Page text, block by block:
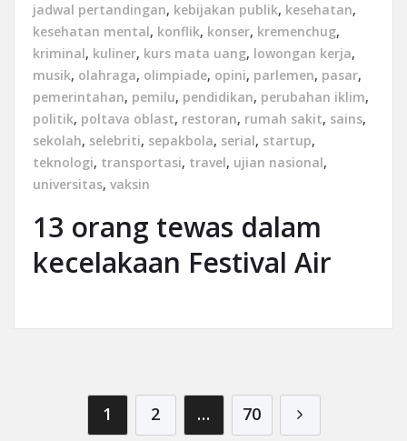
jadwal pertandingan, kebijakan publik, kesehatan,
kesehatan mental, konflik, konser, kremenchug,
kriminal, kuliner, kurs mata uang, lowongan kerja,
musik, olahraga, olimpiade, opini, parlemen, pasar,
pemerintahan, pemilu, pendidikan, perubahan iklim,
politik, poltava oblast, restoran, rumah sakit, sains,
sekolah, selebriti, sepakbola, serial, startup,
teknologi, transportasi, travel, ujian nasional,
universitas, vaksin
13 orang tewas dalam
kecelakaan Festival Air
Posts pagination
1 2 … 70